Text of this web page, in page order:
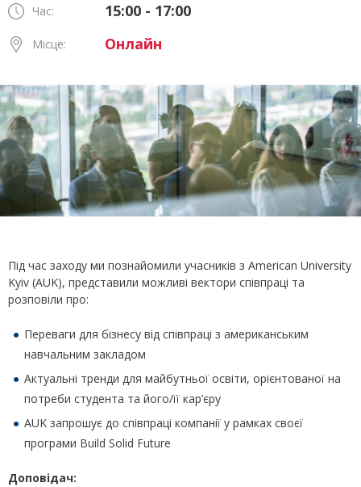
Час: 15:00 - 17:00
Місце: Онлайн
Під час заходу ми познайомили учасників з American University
Kyiv (AUK), представили можливі вектори співпраці та
розповіли про:
Переваги для бізнесу від співпраці з американським
навчальним закладом
Актуальні тренди для майбутньої освіти, орієнтованої на
потреби студента та його/її кар’єру
AUK запрошує до співпраці компанії у рамках своєї
програми Build Solid Future
Доповідач: